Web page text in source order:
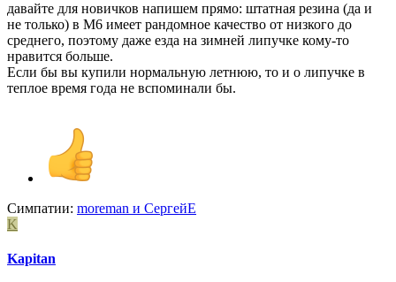
давайте для новичков напишем прямо: штатная резина (да и
не только) в М6 имеет рандомное качество от низкого до
среднего, поэтому даже езда на зимней липучке кому-то
нравится больше.
Если бы вы купили нормальную летнюю, то и о липучке в
теплое время года не вспоминали бы.
Симпатии: moreman и СергейЕ
K
Kapitan